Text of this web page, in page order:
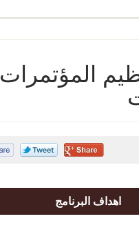
المؤتمرات
اهداف البرنامج